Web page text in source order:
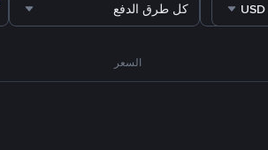
USD كل طرق الدفع
السعر